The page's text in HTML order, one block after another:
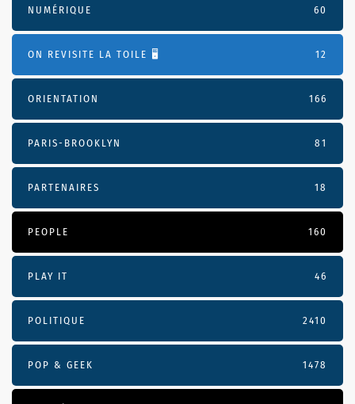
NUMÉRIQUE 60
ON REVISITE LA TOILE 🖥️ 12
ORIENTATION 166
PARIS-BROOKLYN 81
PARTENAIRES 18
PEOPLE 160
PLAY IT 46
POLITIQUE 2410
POP & GEEK 1478